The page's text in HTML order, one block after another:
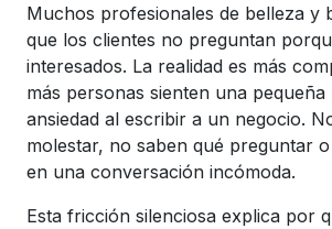
Muchos profesionales de belleza y
que los clientes no preguntan
interesados. La realidad es más
más personas sienten una
ansiedad al escribir a un negocio.
molestar, no saben qué preguntar
en una conversación incómoda.
Esta fricción silenciosa explica por